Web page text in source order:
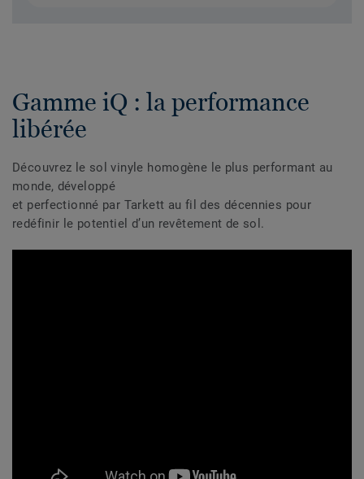
Gamme iQ : la performance
libérée
Découvrez le sol vinyle homogène le plus performant au
monde, développé
et perfectionné par Tarkett au fil des décennies pour
redéfinir le potentiel d’un revêtement de sol.